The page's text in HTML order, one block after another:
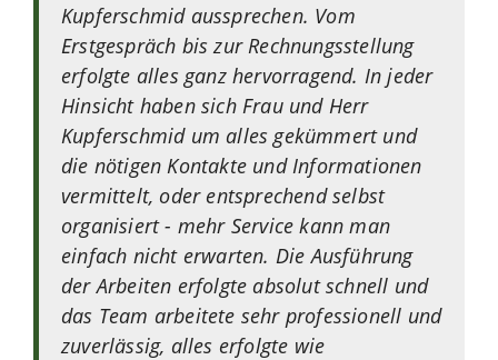
Kupferschmid aussprechen. Vom
Erstgespräch bis zur Rechnungsstellung
erfolgte alles ganz hervorragend. In jeder
Hinsicht haben sich Frau und Herr
Kupferschmid um alles gekümmert und
die nötigen Kontakte und Informationen
vermittelt, oder entsprechend selbst
organisiert - mehr Service kann man
einfach nicht erwarten. Die Ausführung
der Arbeiten erfolgte absolut schnell und
das Team arbeitete sehr professionell und
zuverlässig, alles erfolgte wie